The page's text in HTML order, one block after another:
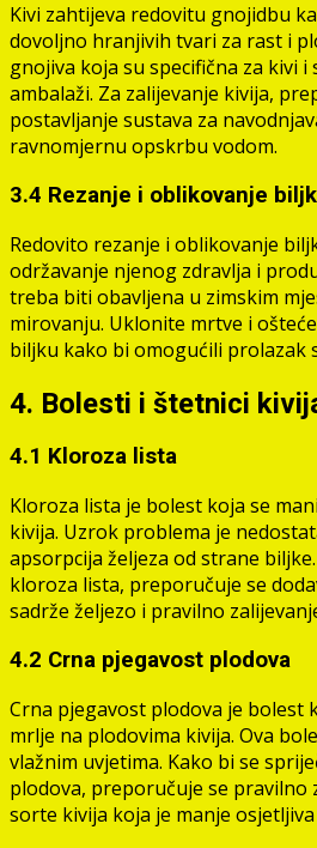
Kivi zahtijeva redovitu gnojidbu
dovoljno hranjivih tvari za rast i
gnojiva koja su specifična za kivi
ambalaži. Za zalijevanje kivija,
postavljanje sustava za
ravnomjernu opskrbu vodom.
3.4 Rezanje i oblikovanje
Redovito rezanje i oblikovanje
održavanje njenog zdravlja i
treba biti obavljena u zimskim
mirovanju. Uklonite mrtve i
biljku kako bi omogućili prolazak
4. Bolesti i štetnici
4.1 Kloroza lista
Kloroza lista je bolest koja se
kivija. Uzrok problema je
apsorpcija željeza od strane
kloroza lista, preporučuje se
sadrže željezo i pravilno
4.2 Crna pjegavost plodova
Crna pjegavost plodova je bolest
mrlje na plodovima kivija. Ova
vlažnim uvjetima. Kako bi se
plodova, preporučuje se pravilno
sorte kivija koja je manje